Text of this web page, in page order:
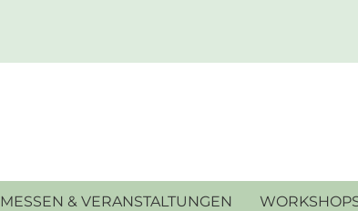
MESSEN & VERANSTALTUNGEN